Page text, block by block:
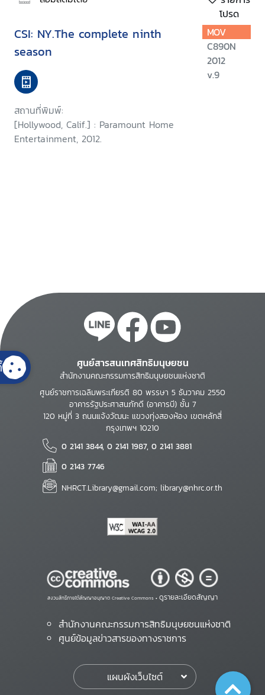
โปรด
CSI: NY.The complete ninth
season
สถานที่พิมพ์:
[Hollywood, Calif.] : Paramount Home
Entertainment, 2012.
MOV
C890N
2012
v.9
ศูนย์สารสนเทศสิทธิมนุษยชน
สำนักงานคณะกรรมการสิทธิมนุษยชนแห่งชาติ
ศูนย์ราชการเฉลิมพระเกียรติ 80 พรรษา 5 ธันวาคม 2550
อาคารรัฐประศาสนภักดี (อาคารบี) ชั้น 7
120 หมู่ที่ 3 ถนนแจ้งวัฒนะ แขวงทุ่งสองห้อง เขตหลักสี่
กรุงเทพฯ 10210
0 2141 3844, 0 2141 1987, 0 2141 3881
0 2143 7746
NHRCT.Library@gmail.com; library@nhrc.or.th
สงวนสิทธิ์ภายใต้สัญญาอนุญาต Creative Commons • ดูรายละเอียดสัญญา
สำนักงานคณะกรรมการสิทธิมนุษยชนแห่งชาติ
ศูนย์ข้อมูลข่าวสารของทางราชการ
แผนผังเว็บไซต์